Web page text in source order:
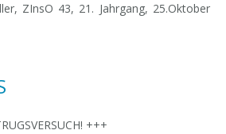
ZInsO 43, 21. Jahrgang, 25.Oktober
+++